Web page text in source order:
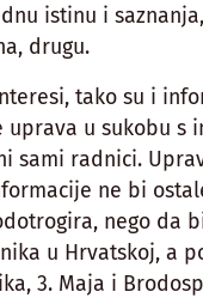
istinu i
drugu.
tako su i
uprava u sukobu s
sami radnici.
ne bi
nego da
u Hrvatskoj, a
3. Maja i